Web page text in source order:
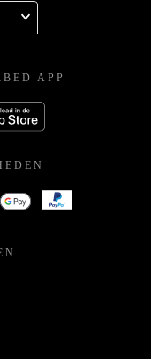
APP